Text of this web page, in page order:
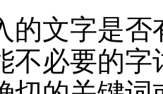
的文字是否
不必要的字